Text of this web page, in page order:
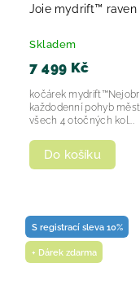
Joie mydrift™ raven
Skladem
7 499 Kč
Do košíku
kočárek
každodenní pohyb
všech 4 otočných kol...
S registrací sleva 10%
+ Dárek zdarma